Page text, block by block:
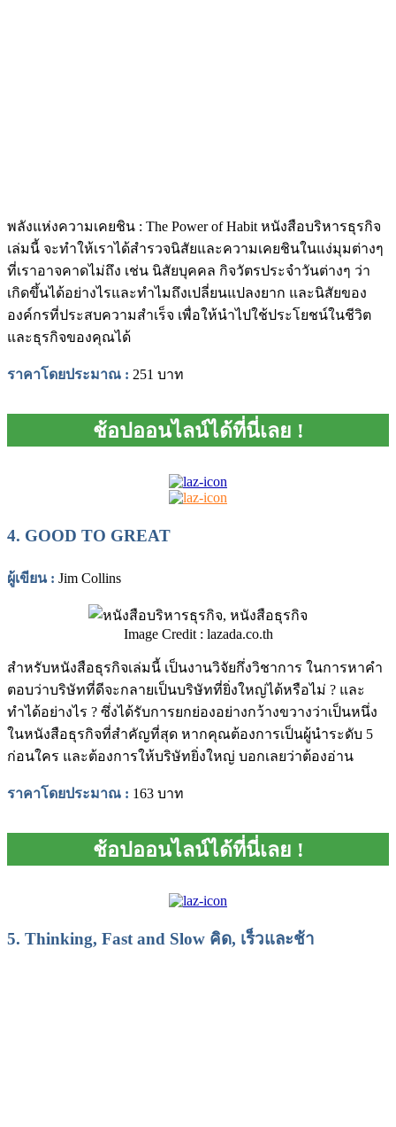
พลังแห่งความเคยชิน : The Power of Habit หนังสือบริหารธุรกิจ
เล่มนี้ จะทำให้เราได้สำรวจนิสัยและความเคยชินในแง่มุมต่างๆ
ที่เราอาจคาดไม่ถึง เช่น นิสัยบุคคล กิจวัตรประจำวันต่างๆ ว่า
เกิดขึ้นได้อย่างไรและทำไมถึงเปลี่ยนแปลงยาก และนิสัยของ
องค์กรที่ประสบความสำเร็จ เพื่อให้นำไปใช้ประโยชน์ในชีวิต
และธุรกิจของคุณได้
ราคาโดยประมาณ : 251 บาท
ช้อปออนไลน์ได้ที่นี่เลย !
4. GOOD TO GREAT
ผู้เขียน: Jim Collins
Image Credit : lazada.co.th
สำหรับหนังสือธุรกิจเล่มนี้ เป็นงานวิจัยกึ่งวิชาการ ในการหาคำ
ตอบว่าบริษัทที่ดีจะกลายเป็นบริษัทที่ยิ่งใหญ่ได้หรือไม่ ? และ
ทำได้อย่างไร ? ซึ่งได้รับการยกย่องอย่างกว้างขวางว่าเป็นหนึ่ง
ในหนังสือธุรกิจที่สำคัญที่สุด หากคุณต้องการเป็นผู้นำระดับ 5
ก่อนใคร และต้องการให้บริษัทยิ่งใหญ่ บอกเลยว่าต้องอ่าน
ราคาโดยประมาณ : 163 บาท
ช้อปออนไลน์ได้ที่นี่เลย !
5. Thinking, Fast and Slow คิด, เร็วและช้า